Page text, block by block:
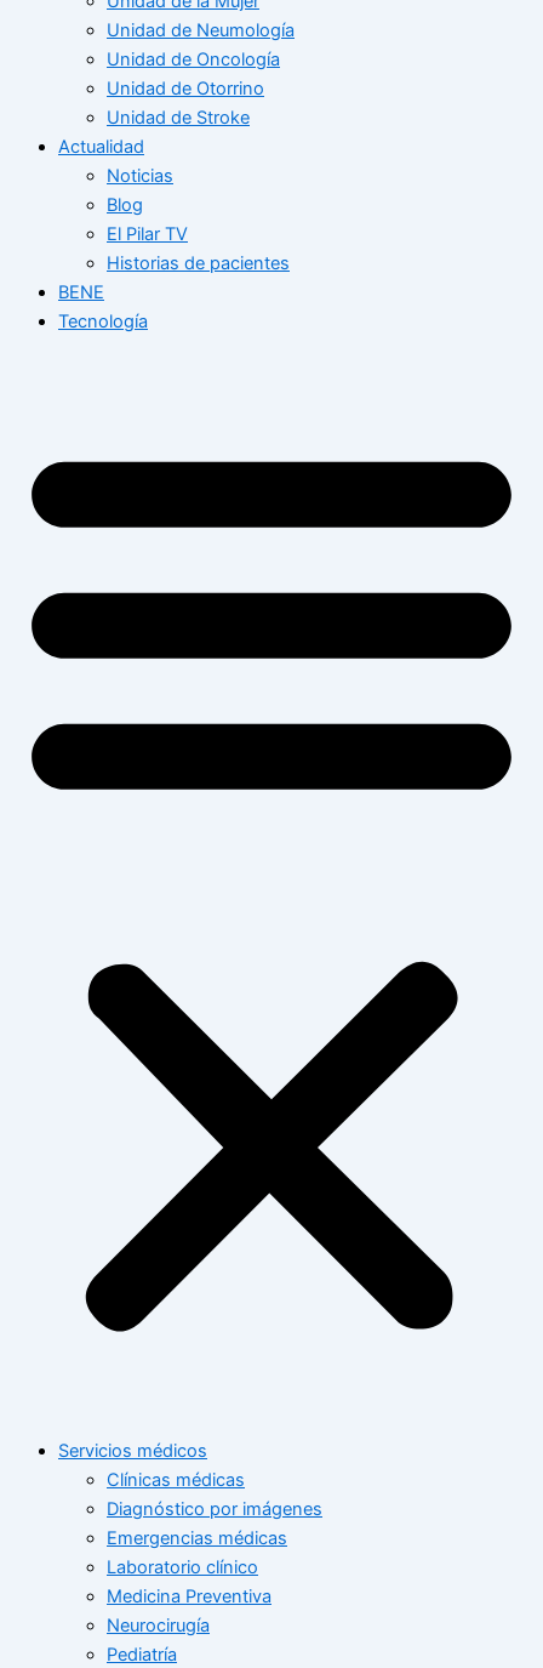
Unidad de Neumología
Unidad de Oncología
Unidad de Otorrino
Unidad de Stroke
Actualidad
Noticias
Blog
El Pilar TV
Historias de pacientes
BENE
Tecnología
Servicios médicos
Clínicas médicas
Diagnóstico por imágenes
Emergencias médicas
Laboratorio clínico
Medicina Preventiva
Neurocirugía
Pediatría